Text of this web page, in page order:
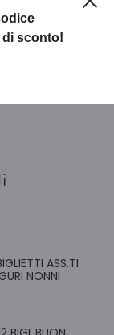
ASS.TI
NONNI
di sconto!